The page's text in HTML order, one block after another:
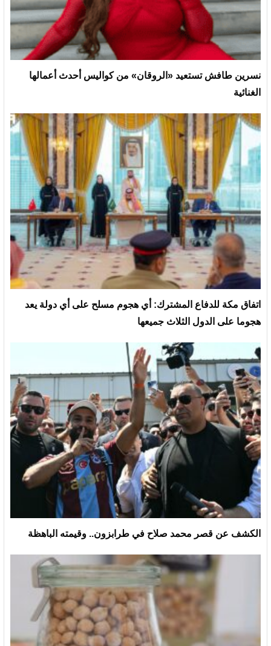
نسرين طافش تستعيد «الروقان» من كواليس أحدث أعمالها
الغنائية
‏اتفاق مكة للدفاع المشترك: أي هجوم مسلح على أي دولة يعد
هجوما على الدول الثلاث جميعها
الكشف عن قصر محمد صلاح في طرابزون.. وقيمته الباهظة